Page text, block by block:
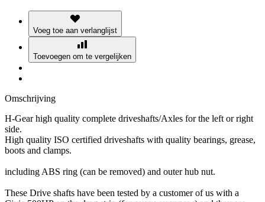
Voeg toe aan verlanglijst
Toevoegen om te vergelijken
Omschrijving
H-Gear high quality complete driveshafts/Axles for the left or right
side.
High quality ISO certified driveshafts with quality bearings, grease,
boots and clamps.
including ABS ring (can be removed) and outer hub nut.
These Drive shafts have been tested by a customer of us with a